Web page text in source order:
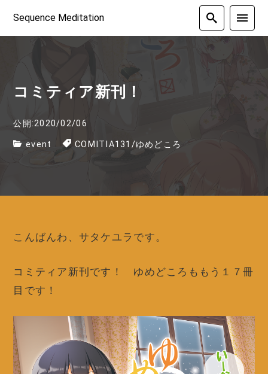
Sequence Meditation
コミティア新刊！
公開:2020/02/06
event COMITIA131 /ゆめどころ
こんばんわ、サタケユラです。
コミティア新刊です！ ゆめどころももう１７冊
目です！